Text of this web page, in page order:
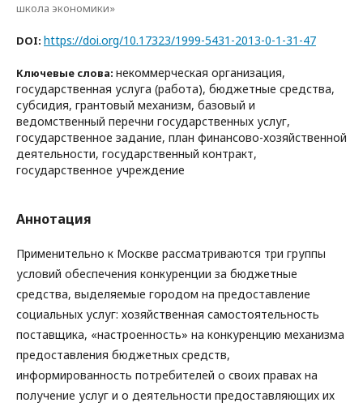
школа экономики»
DOI: https://doi.org/10.17323/1999-5431-2013-0-1-31-47
Ключевые слова: некоммерческая организация,
государственная услуга (работа), бюджетные средства,
субсидия, грантовый механизм, базовый и
ведомственный перечни государственных услуг,
государственное задание, план финансово-хозяйственной
деятельности, государственный контракт,
государственное учреждение
Аннотация
Применительно к Москве рассматриваются три группы
условий обеспечения конкуренции за бюджетные
средства, выделяемые городом на предоставление
социальных услуг: хозяйственная самостоятельность
поставщика, «настроенность» на конкуренцию механизма
предоставления бюджетных средств,
информированность потребителей о своих правах на
получение услуг и о деятельности предоставляющих их